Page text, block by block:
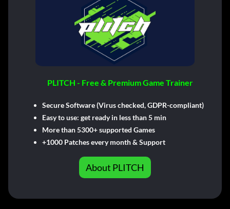
PLITCH - Free & Premium Game Trainer
Secure Software (Virus checked, GDPR-compliant)
Easy to use: get ready in less than 5 min
More than 5300+ supported Games
+1000 Patches every month & Support
About PLITCH